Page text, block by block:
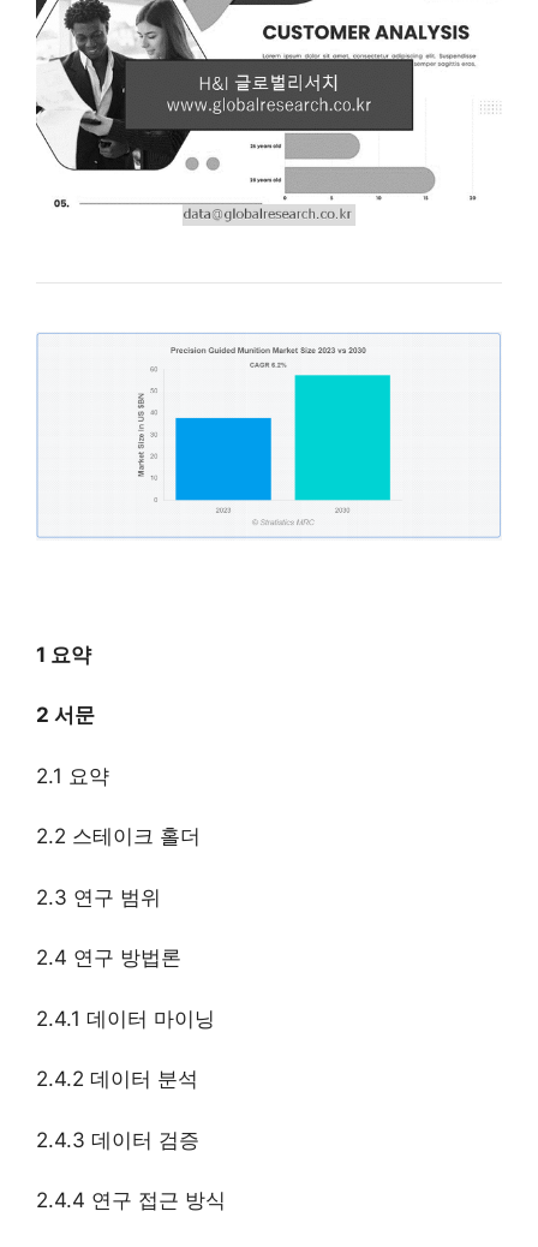
1 요약
2 서문
2.1 요약
2.2 스테이크 홀더
2.3 연구 범위
2.4 연구 방법론
2.4.1 데이터 마이닝
2.4.2 데이터 분석
2.4.3 데이터 검증
2.4.4 연구 접근 방식